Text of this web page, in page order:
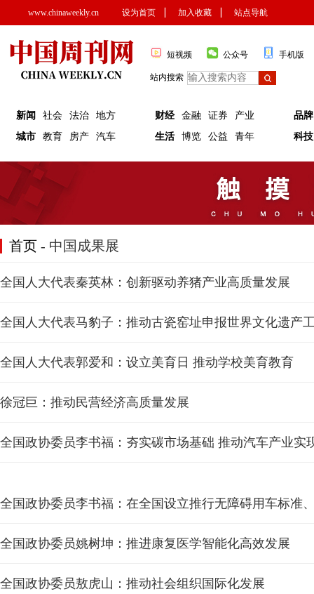
www.chinaweekly.cn 设为首页 加入收藏 站点导航
短视频 公众号 手机版
站内搜索
新闻 社会 法治
地方
城市
教育 房产 汽车
财经 金融 证券
产业
生活
博览 公益 青年
品牌
科技
首页 - 中国成果展
全国人大代表秦英林：创新驱动养猪产业高质量发展
全国人大代表马豹子：推动古瓷窑址申报世界文化遗产
全国人大代表郭爱和：设立美育日 推动学校美育教育
徐冠巨：推动民营经济高质量发展
全国政协委员李书福：夯实碳市场基础 推动汽车产业实
全国政协委员姚树坤：推进康复医学智能化高效发展
全国政协委员敖虎山：推动社会组织国际化发展